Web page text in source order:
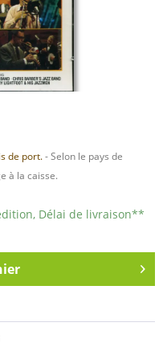
de port.- Selon le pays de
à la caisse.
Délai de livraison**